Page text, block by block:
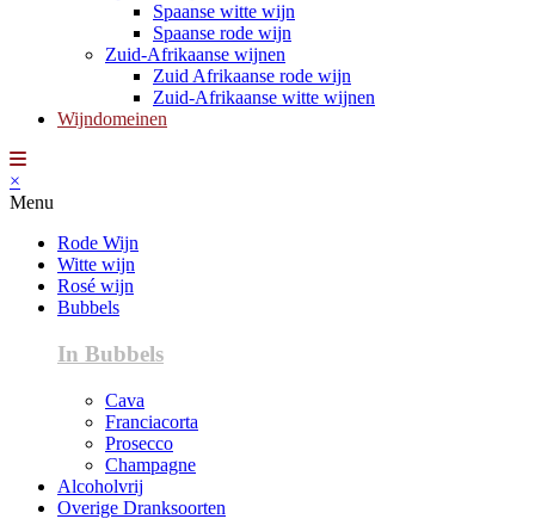
Spaanse witte wijn
Spaanse rode wijn
Zuid-Afrikaanse wijnen
Zuid Afrikaanse rode wijn
Zuid-Afrikaanse witte wijnen
Wijndomeinen
×
Menu
Rode Wijn
Witte wijn
Rosé wijn
Bubbels
In Bubbels
Cava
Franciacorta
Prosecco
Champagne
Alcoholvrij
Overige Dranksoorten